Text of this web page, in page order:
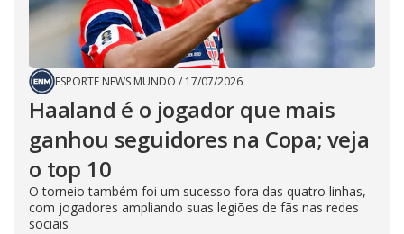
ESPORTE NEWS MUNDO / 17/07/2026
Haaland é o jogador que mais
ganhou seguidores na Copa; veja
o top 10
O torneio também foi um sucesso fora das quatro linhas,
com jogadores ampliando suas legiões de fãs nas redes
sociais